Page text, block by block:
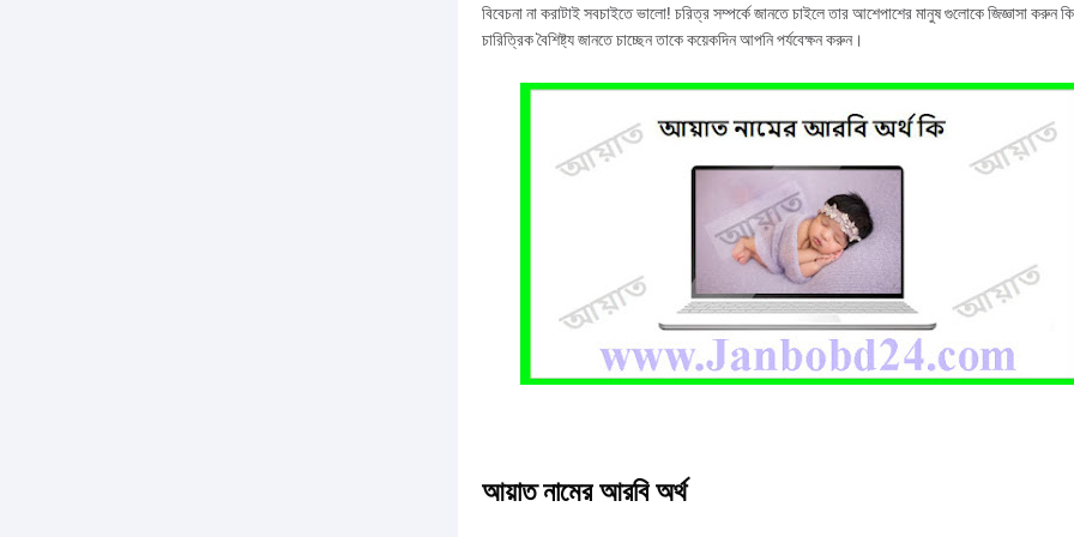
বিবেচনা না করাটাই সবচাইতে ভালো! চরিত্র সম্পর্কে জানতে চাইলে তার আশেপাশের মানুষ গুলোকে জিজ্ঞাসা করুন
চারিত্রিক বৈশিষ্ট্য জানতে চাচ্ছেন তাকে কয়েকদিন আপনি পর্যবেক্ষন করুন।
আয়াত নামের আরবি অর্থ